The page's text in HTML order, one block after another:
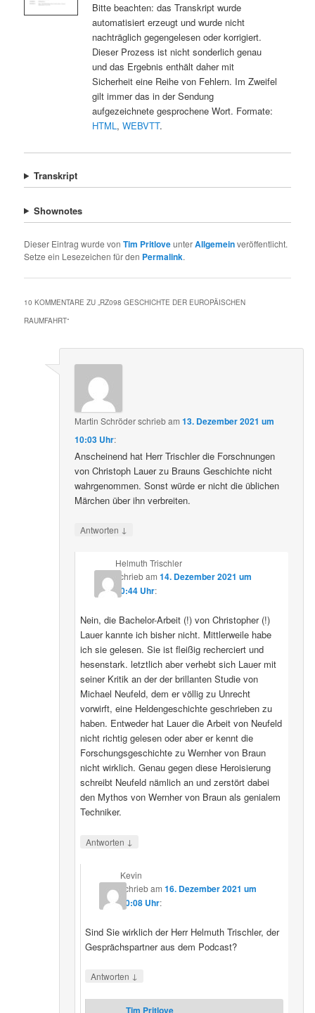
Bitte beachten: das Transkript wurde
automatisiert erzeugt und wurde nicht
nachträglich gegengelesen oder korrigiert.
Dieser Prozess ist nicht sonderlich genau
und das Ergebnis enthält daher mit
Sicherheit eine Reihe von Fehlern. Im Zweifel
gilt immer das in der Sendung
aufgezeichnete gesprochene Wort. Formate:
HTML, WEBVTT.
Transkript
Shownotes
Dieser Eintrag wurde vonTim PritloveunterAllgemeinveröffentlicht.
Setze ein Lesezeichen für den Permalink.
10 KOMMENTARE ZU „RZ098 GESCHICHTE DER EUROPÄISCHEN
RAUMFAHRT“
Martin Schröderschriebam13. Dezember 2021 um
10:03 Uhr:
Anscheinend hat Herr Trischler die Forschnungen
von Christoph Lauer zu Brauns Geschichte nicht
wahrgenommen. Sonst würde er nicht die üblichen
Märchen über ihn verbreiten.
Antworten ↓
Helmuth Trischler
schriebam 14. Dezember 2021 um
20:44 Uhr:
Nein, die Bachelor-Arbeit (!) von Christopher (!)
Lauer kannte ich bisher nicht. Mittlerweile habe
ich sie gelesen. Sie ist fleißig recherciert und
hesenstark. letztlich aber verhebt sich Lauer mit
seiner Kritik an der der brillanten Studie von
Michael Neufeld, dem er völlig zu Unrecht
vorwirft, eine Heldengeschichte geschrieben zu
haben. Entweder hat Lauer die Arbeit von Neufeld
nicht richtig gelesen oder aber er kennt die
Forschungsgeschichte zu Wernher von Braun
nicht wirklich. Genau gegen diese Heroisierung
schreibt Neufeld nämlich an und zerstört dabei
den Mythos von Wernher von Braun als genialem
Techniker.
Antworten ↓
Kevin
schriebam16. Dezember 2021 um
20:08 Uhr:
Sind Sie wirklich der Herr Helmuth Trischler, der
Gesprächspartner aus dem Podcast?
Antworten ↓
Tim Pritlove